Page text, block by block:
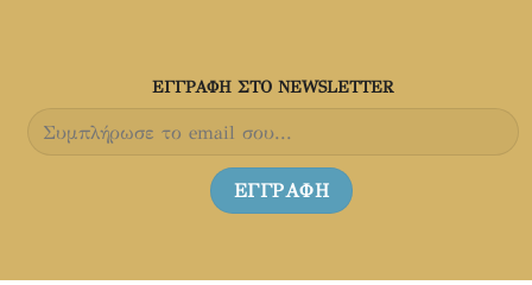
ΕΓΓΡΑΦH ΣΤΟ NEWSLETTER